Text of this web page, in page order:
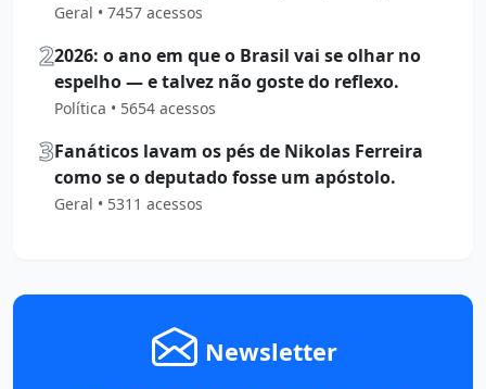
Geral • 7457 acessos
22026: o ano em que o Brasil vai se olhar no
espelho — e talvez não goste do reflexo.
Política • 5654 acessos
3Fanáticos lavam os pés de Nikolas Ferreira
como se o deputado fosse um apóstolo.
Geral • 5311 acessos
Newsletter